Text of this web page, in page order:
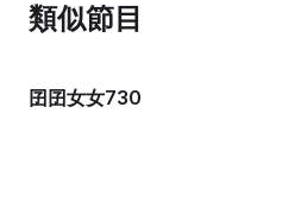
類似節目
囝囝女女730